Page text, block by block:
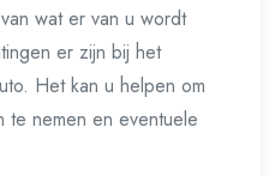
wat er van u wordt
er zijn bij het
Het kan u helpen om
te nemen en eventuele